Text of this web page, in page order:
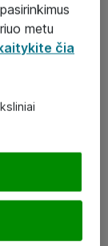
metu
čia